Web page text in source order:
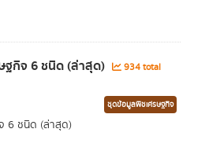
กิจ 6 ชนิด (ล่าสุด)
934 total
ชุดข้อมูลพืชเศรษฐกิจ
6 ชนิด (ล่าสุด)